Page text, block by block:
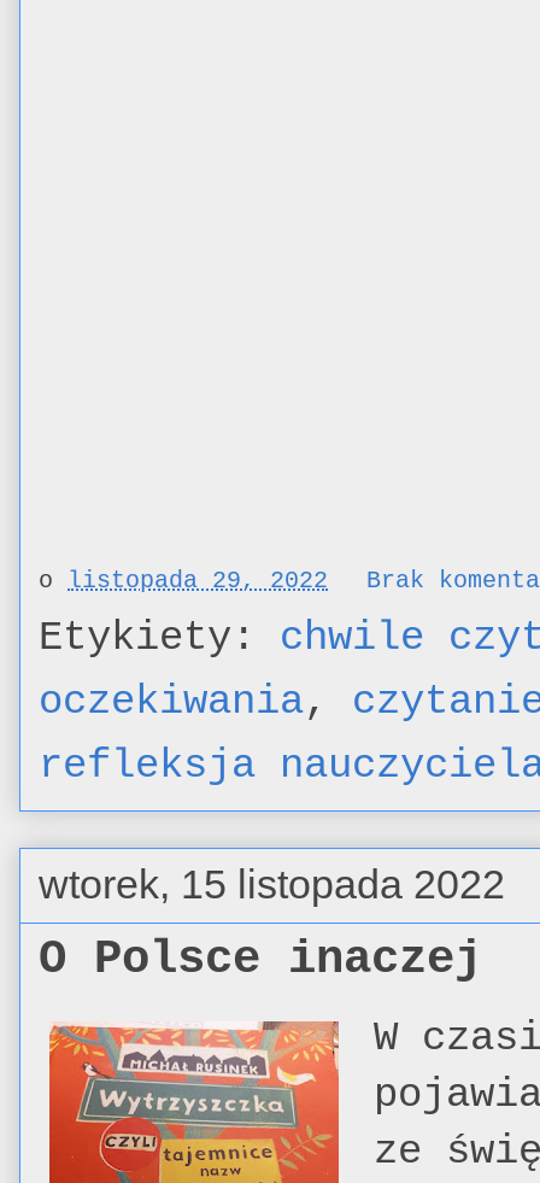
o listopada 29, 2022 Brak
Etykiety: chwile
oczekiwania,
refleksja
wtorek, 15 listopada 2022
O Polsce inaczej
W
ze